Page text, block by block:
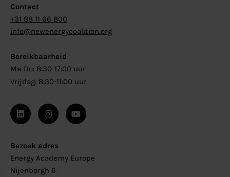
Contact
+31 88 11 66 800
info@newenergycoalition.org
Bereikbaarheid
Ma-Do: 8:30-17:00 uur
Vrijdag: 8:30-11:00 uur
Bezoek adres
Energy Academy Europe
Nijenborgh 6